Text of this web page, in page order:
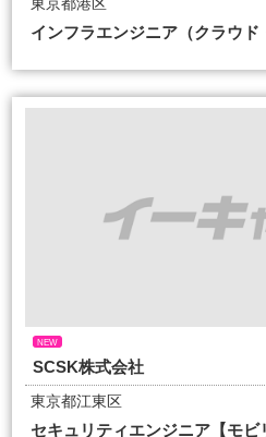
インフラエンジニア（クラウド
NEW
SCSK株式会社
東京都江東区
セキュリティエンジニア【モビ